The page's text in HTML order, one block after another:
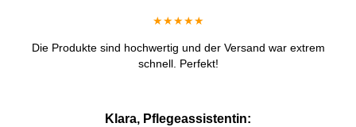
★★★★★
Die Produkte sind hochwertig und der Versand war extrem
schnell. Perfekt!
Klara, Pflegeassistentin: